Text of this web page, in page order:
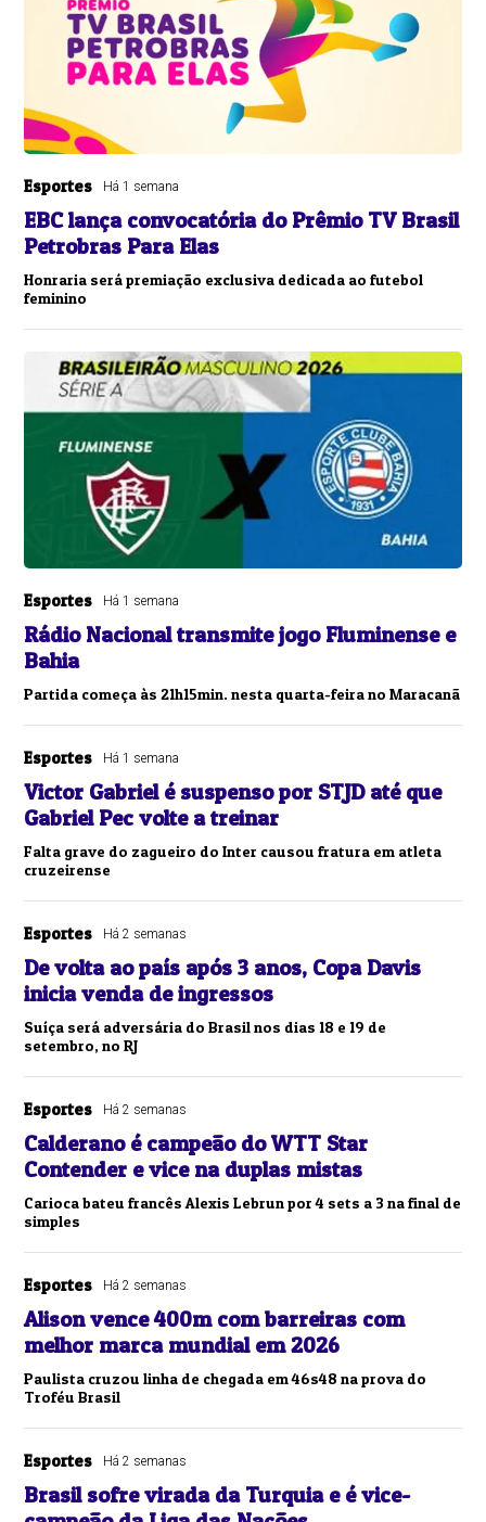
Esportes Há 1 semana
EBC lança convocatória do Prêmio TV Brasil
Petrobras Para Elas
Honraria será premiação exclusiva dedicada ao futebol
feminino
Esportes Há 1 semana
Rádio Nacional transmite jogo Fluminense e
Bahia
Partida começa às 21h15min. nesta quarta-feira no Maracanã
Esportes Há 1 semana
Victor Gabriel é suspenso por STJD até que
Gabriel Pec volte a treinar
Falta grave do zagueiro do Inter causou fratura em atleta
cruzeirense
Esportes Há 2 semanas
De volta ao país após 3 anos, Copa Davis
inicia venda de ingressos
Suíça será adversária do Brasil nos dias 18 e 19 de
setembro, no RJ
Esportes Há 2 semanas
Calderano é campeão do WTT Star
Contender e vice na duplas mistas
Carioca bateu francês Alexis Lebrun por 4 sets a 3 na final de
simples
Esportes Há 2 semanas
Alison vence 400m com barreiras com
melhor marca mundial em 2026
Paulista cruzou linha de chegada em 46s48 na prova do
Troféu Brasil
Esportes Há 2 semanas
Brasil sofre virada da Turquia e é vice-